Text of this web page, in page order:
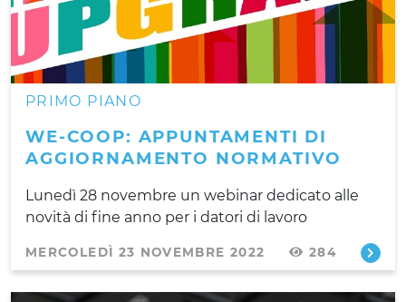
PRIMO PIANO
WE-COOP: APPUNTAMENTI DI
AGGIORNAMENTO NORMATIVO
Lunedì 28 novembre un webinar dedicato alle
novità di fine anno per i datori di lavoro
MERCOLEDÌ 23 NOVEMBRE 2022 284